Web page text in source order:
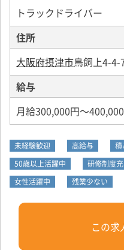
トラックドライバー
住所
大阪府摂津市鳥飼上4-4-
給与
月給300,000円～
未経験歓迎 高給与
積
50歳以上活躍中
研修制度
女性活躍中
残業少ない
この求